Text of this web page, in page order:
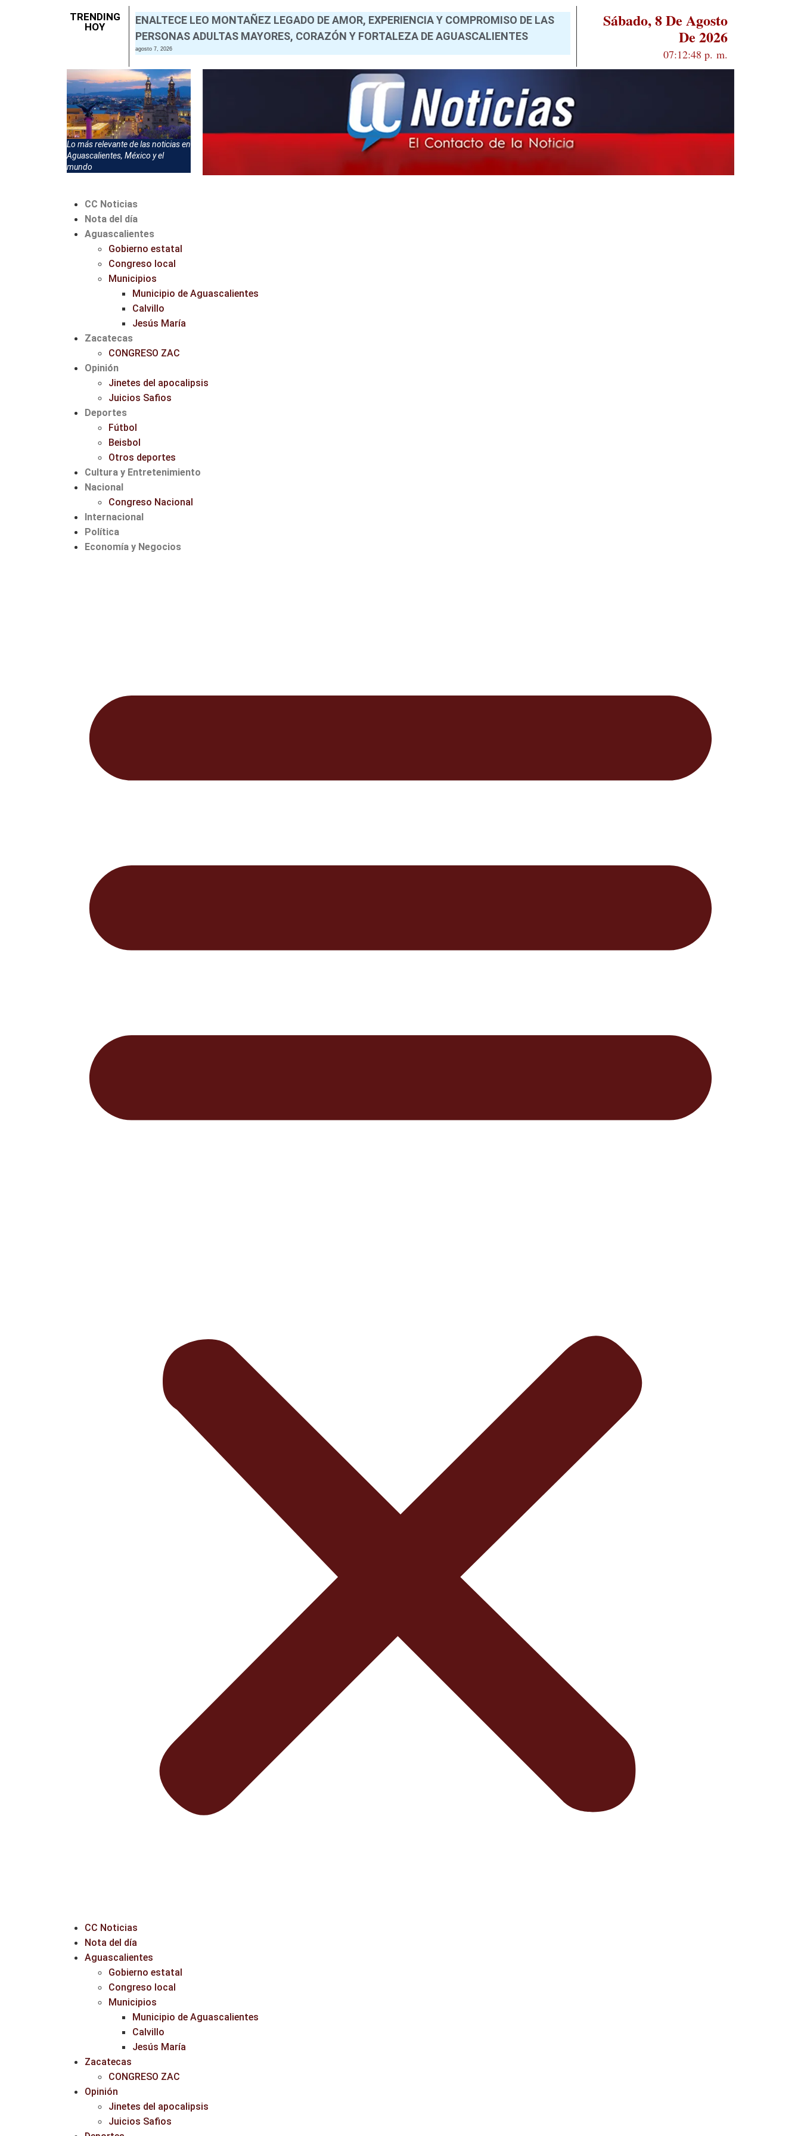
TRENDING
HOY
ENALTECE LEO MONTAÑEZ LEGADO DE AMOR, EXPERIENCIA Y COMPROMISO DE LAS
PERSONAS ADULTAS MAYORES, CORAZÓN Y FORTALEZA DE AGUASCALIENTES
agosto 7, 2026
Sábado, 8 De Agosto
De 2026
07:12:49 p. m.
Lo más relevante de las noticias en
Aguascalientes, México y el
mundo
CC Noticias
Nota del día
Aguascalientes
Gobierno estatal
Congreso local
Municipios
Municipio de Aguascalientes
Calvillo
Jesús María
Zacatecas
CONGRESO ZAC
Opinión
Jinetes del apocalipsis
Juicios Safios
Deportes
Fútbol
Beisbol
Otros deportes
Cultura y Entretenimiento
Nacional
Congreso Nacional
Internacional
Política
Economía y Negocios
CC Noticias
Nota del día
Aguascalientes
Gobierno estatal
Congreso local
Municipios
Municipio de Aguascalientes
Calvillo
Jesús María
Zacatecas
CONGRESO ZAC
Opinión
Jinetes del apocalipsis
Juicios Safios